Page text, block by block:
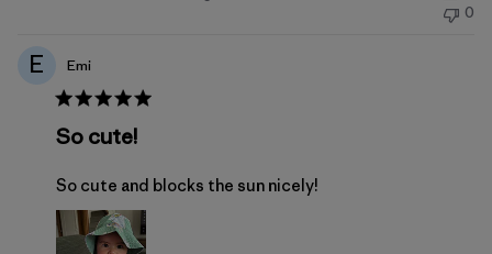
0
E Emi
So cute!
So cute and blocks the sun nicely!